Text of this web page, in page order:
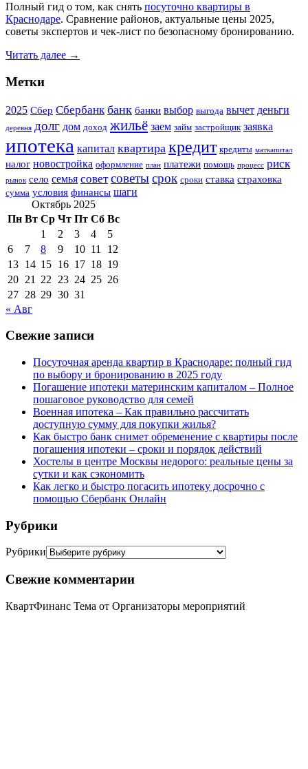
Полный гид о том, как снять посуточно квартиры в
Краснодаре. Сравнение районов, актуальные цены 2025,
советы экспертов и чек-лист по безопасному бронированию.
Читать далее →
Метки
2025 Сбер Сбербанк банк банки выбор выгода вычет деньги
деревня долг дом доход жильё заем займ застройщик заявка
ипотека капитал квартира кредит кредиты маткапитал
налог новостройка оформление план платежи помощь процесс риск
рынок село семья совет советысрок сроки ставка страховка
сумма условия финансы шаги
Октябрь 2025
Пн Вт Ср Чт Пт Сб Вс
1
2 3 4
5
6
7 8 9 10 11
12
13 14 15 16 17 18 19
20 21 22 23 24 25 26
27 28 29 30 31
« Авг
Свежие записи
Посуточная аренда квартир в Краснодаре: полный гид
по выбору и бронированию в 2025 году
Погашение ипотеки материнским капиталом – Полное
пошаговое руководство для семей
Военная ипотека – Как правильно рассчитать
доступную сумму для покупки жилья?
Как быстро банк снимет обременение с квартиры после
погашения ипотеки – сроки и порядок действий
Хостелы в центре Москвы недорого: реальные цены за
сутки и как сэкономить
Как легко и быстро погасить ипотеку досрочно с
помощью Сбербанк Онлайн
Рубрики
Рубрики
Свежие комментарии
КвартФинанс Тема от Организаторы мероприятий